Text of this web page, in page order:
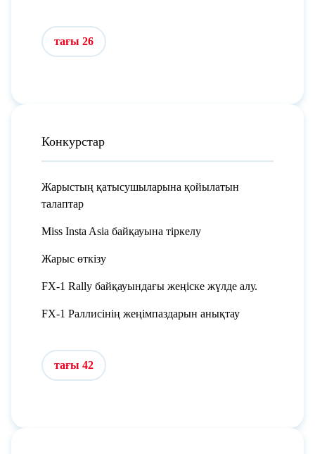
тағы 26
Конкурстар
Жарыстың қатысушыларына қойылатын
талаптар
Miss Insta Asia байқауына тіркелу
Жарыс өткізу
FX-1 Rally байқауындағы жеңіске жүлде алу.
FX-1 Раллисінің жеңімпаздарын анықтау
тағы 42